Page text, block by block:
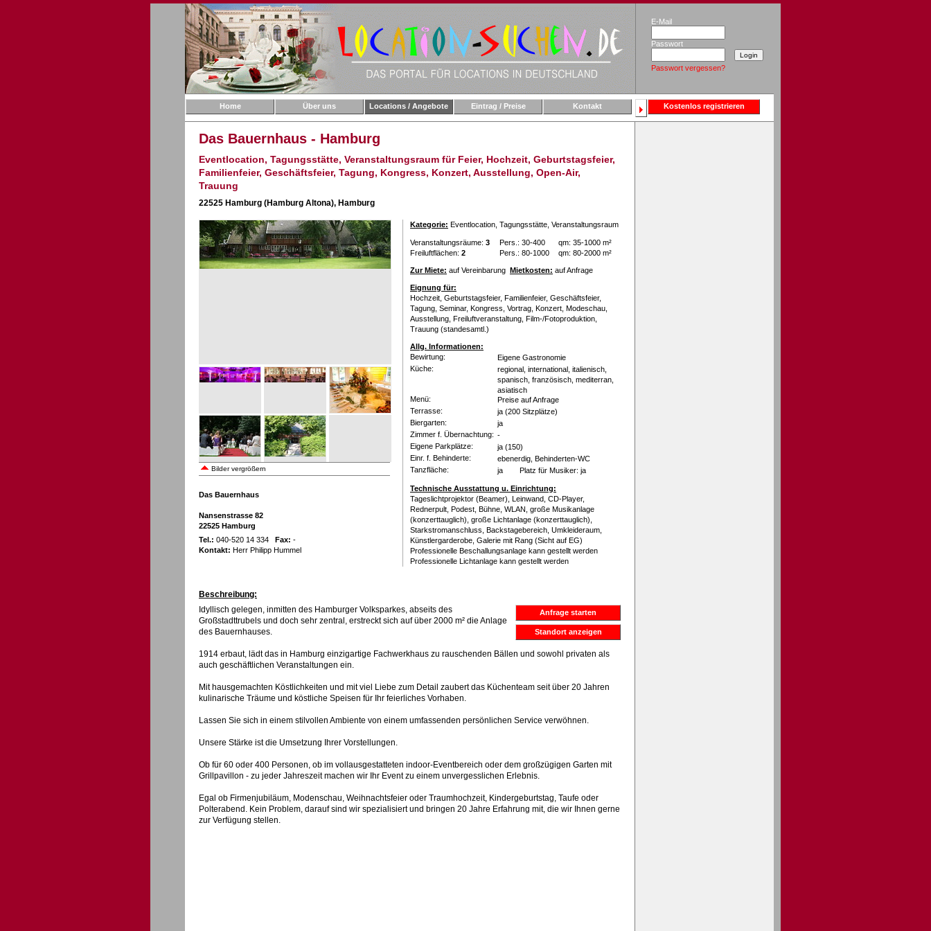
E-Mail
Passwort
Passwort vergessen?
Home Über uns Locations / Angebote Eintrag / Preise Kontakt Kostenlos registrieren
Das Bauernhaus - Hamburg
Eventlocation, Tagungsstätte, Veranstaltungsraum für Feier, Hochzeit, Geburtstagsfeier,
Familienfeier, Geschäftsfeier, Tagung, Kongress, Konzert, Ausstellung, Open-Air,
Trauung
22525 Hamburg (Hamburg Altona), Hamburg
Bilder vergrößern
Das Bauernhaus
Nansenstrasse 82
22525 Hamburg
Tel.: 040-520 14 334 Fax: -
Kontakt: Herr Philipp Hummel
Kategorie: Eventlocation , Tagungsstätte , Veranstaltungsraum
Veranstaltungsräume: 3 Pers.: 30-400
qm: 35-1000 m²
Freiluftflächen: 2 Pers.: 80-1000 qm: 80-2000 m²
Zur Miete: auf Vereinbarung Mietkosten: auf Anfrage
Eignung für:
Hochzeit, Geburtstagsfeier, Familienfeier, Geschäftsfeier,
Tagung, Seminar, Kongress, Vortrag, Konzert, Modeschau,
Ausstellung, Freiluftveranstaltung, Film-/Fotoproduktion,
Trauung (standesamtl.)
Allg. Informationen:
Bewirtung:
Eigene Gastronomie
Küche:
regional, international, italienisch,
spanisch, französisch, mediterran,
asiatisch
Menü:
Preise auf Anfrage
Terrasse:
ja (200 Sitzplätze)
Biergarten:
ja
Zimmer f. Übernachtung: -
Eigene Parkplätze:
ja (150)
Einr. f. Behinderte:
ebenerdig, Behinderten-WC
Tanzfläche:
ja Platz für Musiker: ja
Technische Ausstattung u. Einrichtung:
Tageslichtprojektor (Beamer), Leinwand, CD-Player,
Rednerpult, Podest, Bühne, WLAN, große Musikanlage
(konzerttauglich), große Lichtanlage (konzerttauglich),
Starkstromanschluss, Backstagebereich, Umkleideraum,
Künstlergarderobe, Galerie mit Rang (Sicht auf EG)
Professionelle Beschallungsanlage kann gestellt werden
Professionelle Lichtanlage kann gestellt werden
Beschreibung:
Anfrage starten
Standort anzeigen
Idyllisch gelegen, inmitten des Hamburger Volksparkes, abseits des
Großstadttrubels und doch sehr zentral, erstreckt sich auf über 2000 m² die Anlage
des Bauernhauses.
1914 erbaut, lädt das in Hamburg einzigartige Fachwerkhaus zu rauschenden Bällen und sowohl privaten als
auch geschäftlichen Veranstaltungen ein.
Mit hausgemachten Köstlichkeiten und mit viel Liebe zum Detail zaubert das Küchenteam seit über 20 Jahren
kulinarische Träume und köstliche Speisen für Ihr feierliches Vorhaben.
Lassen Sie sich in einem stilvollen Ambiente von einem umfassenden persönlichen Service verwöhnen.
Unsere Stärke ist die Umsetzung Ihrer Vorstellungen.
Ob für 60 oder 400 Personen, ob im vollausgestatteten indoor-Eventbereich oder dem großzügigen Garten mit
Grillpavillon - zu jeder Jahreszeit machen wir Ihr Event zu einem unvergesslichen Erlebnis.
Egal ob Firmenjubiläum, Modenschau, Weihnachtsfeier oder Traumhochzeit, Kindergeburtstag, Taufe oder
Polterabend. Kein Problem, darauf sind wir spezialisiert und bringen 20 Jahre Erfahrung mit, die wir Ihnen gerne
zur Verfügung stellen.